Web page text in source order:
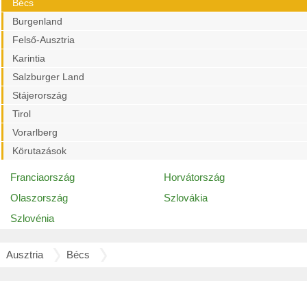
Bécs
Burgenland
Felső-Ausztria
Karintia
Salzburger Land
Stájerország
Tirol
Vorarlberg
Körutazások
Franciaország
Horvátország
Olaszország
Szlovákia
Szlovénia
Ausztria Bécs